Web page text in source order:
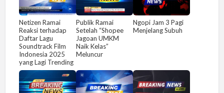
Netizen Ramai
Reaksi terhadap
Daftar Lagu
Soundtrack Film
Indonesia 2025
yang Lagi Trending
Publik Ramai
Setelah “Shopee
Jagoan UMKM
Naik Kelas”
Meluncur
Ngopi Jam 3 Pagi
Menjelang Subuh